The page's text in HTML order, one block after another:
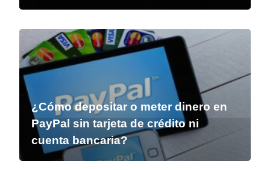
¿Cómo depositar o meter dinero en
PayPal sin tarjeta de crédito ni
cuenta bancaria?